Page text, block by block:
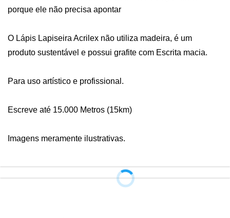
porque ele não precisa apontar
O Lápis Lapiseira Acrilex não utiliza madeira, é um
produto sustentável e possui grafite com Escrita macia.
Para uso artístico e profissional.
Escreve até 15.000 Metros (15km)
Imagens meramente ilustrativas.